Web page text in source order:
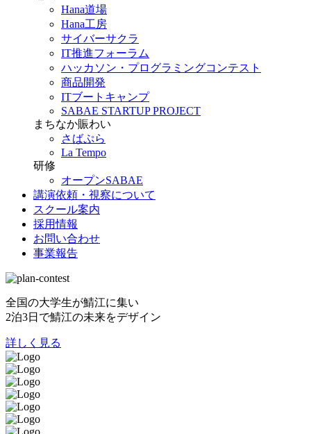
Hana道場
Hana工房
サイバーサクラ
IT推進フォーラム
ハッカソン・プログラミングコンテスト
商品開発
ITブートキャンプ
SABAE STARTUP PROJECT
まちなか賑わい
さばぷら
La Tempo
研修
オープンSABAE
講演依頼・視察について
スクール案内
採用情報
お問い合わせ
事業報告
全国の大学生が鯖江に集い
2泊3日で鯖江の未来をデザイン
詳しく見る